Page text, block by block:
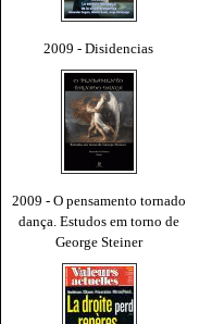
2009 - Disidencias
2009 - O pensamento tornado
dança. Estudos em torno de
George Steiner